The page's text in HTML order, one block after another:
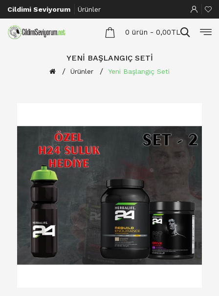
Cildimi Seviyorum Ürünler
0 ürün - 0,00TL
YENI BAŞLANGIÇ SETI
Ürünler Yeni Başlangıç Seti